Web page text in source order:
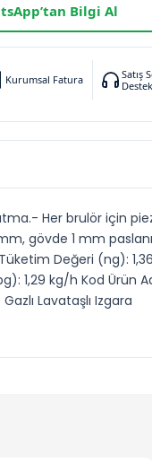
Bilgi Al
Kurumsal Fatura
Satış
Destek
Her brulör için
gövde 1 mm
Değeri (ng):
1,29 kg/h Kod Ürün
Lavataşlı Izgara